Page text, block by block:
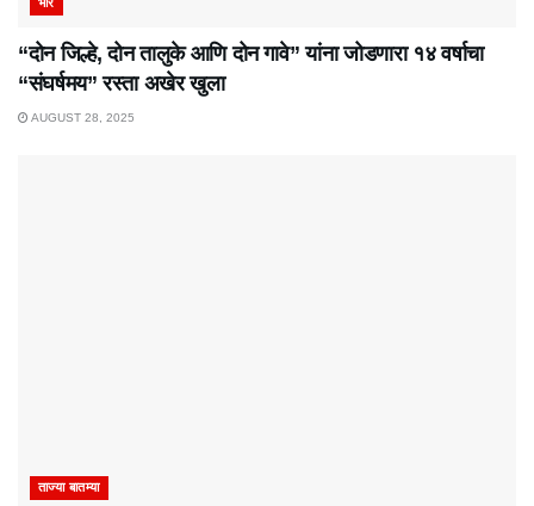
भोर
“दोन जिल्हे, दोन तालुके आणि दोन गावे” यांना जोडणारा १४ वर्षाचा
“संघर्षमय” रस्ता अखेर खुला
AUGUST 28, 2025
ताज्या बातम्या